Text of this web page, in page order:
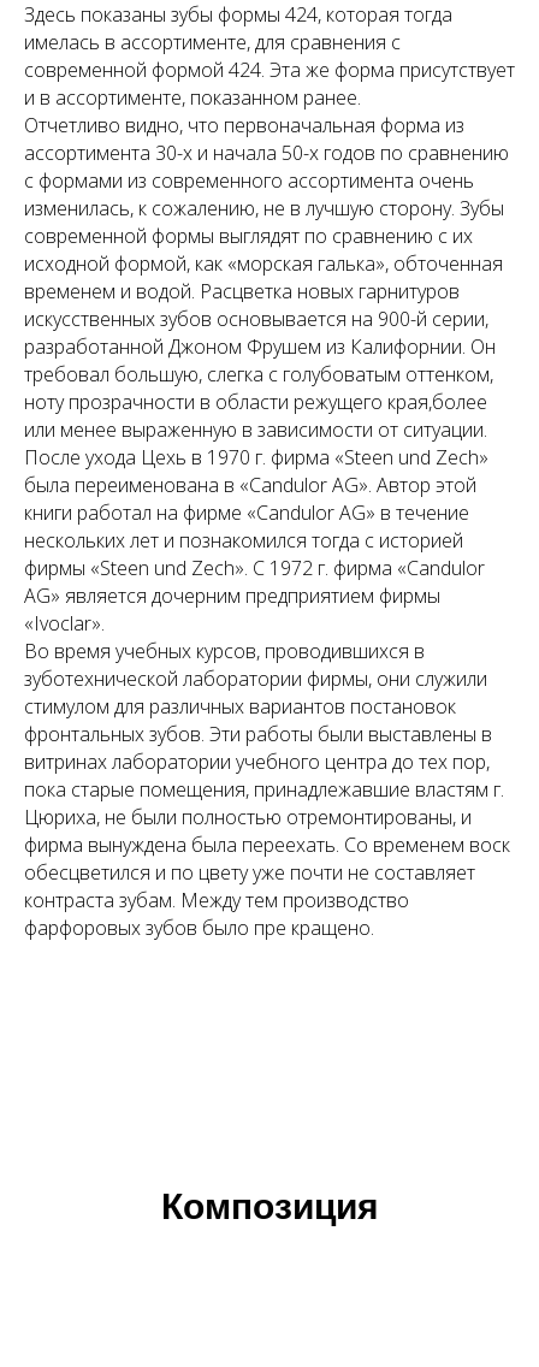
Здесь показаны зубы формы 424, которая тогда
имелась в ассортименте, для сравнения с
современной формой 424. Эта же форма присутствует
и в ассортименте, показанном ранее.
Отчетливо видно, что первоначальная форма из
ассортимента 30-х и начала 50-х годов по сравнению
с формами из современного ассортимента очень
изменилась, к сожалению, не в лучшую сторону. Зубы
современной формы выглядят по сравнению с их
исходной формой, как «морская галька», обточенная
временем и водой. Расцветка новых гарнитуров
искусственных зубов основывается на 900-й серии,
разработанной Джоном Фрушем из Калифорнии. Он
требовал большую, слегка с голубоватым оттенком,
ноту прозрачности в области режущего края,более
или менее выраженную в зависимости от ситуации.
После ухода Цехь в 1970 г. фирма «Steen und Zech»
была переименована в «Candulor AG». Автор этой
книги работал на фирме «Candulor AG» в течение
нескольких лет и познакомился тогда с историей
фирмы «Steen und Zech». C 1972 г. фирма «Candulor
AG» является дочерним предприятием фирмы
«Ivoclar».
Во время учебных курсов, проводившихся в
зуботехнической лаборатории фирмы, они служили
стимулом для различных вариантов постановок
фронтальных зубов. Эти работы были выставлены в
витринах лаборатории учебного центра до тех пор,
пока старые помещения, принадлежавшие властям г.
Цюриха, не были полностью отремонтированы, и
фирма вынуждена была переехать. Со временем воск
обесцветился и по цвету уже почти не составляет
контраста зубам. Между тем производство
фарфоровых зубов было пре кращено.
Композиция